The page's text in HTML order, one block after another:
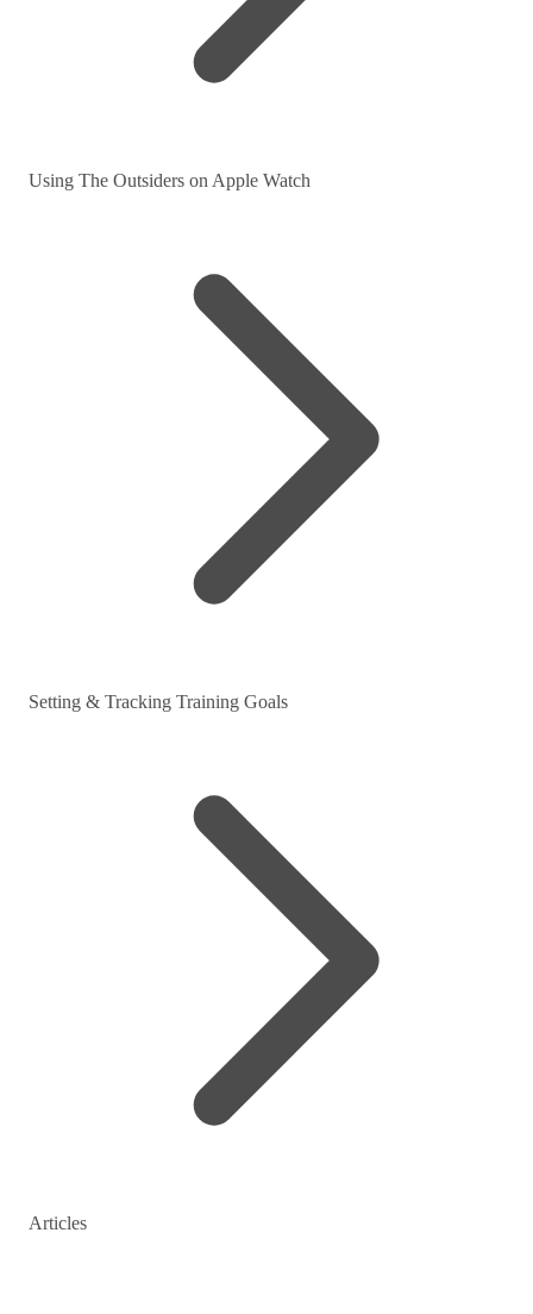
Using The Outsiders on Apple Watch
Setting & Tracking Training Goals
Articles